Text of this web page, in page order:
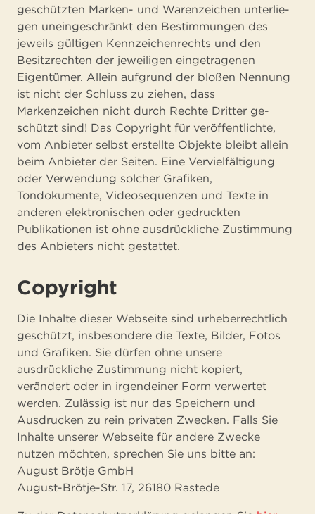
geschützten Marken- und Warenzeichen unterlie­
gen uneingeschränkt den Bestimmungen des
jeweils gültigen Kennzeichenrechts und den
Besitzrechten der jeweiligen eingetragenen
Eigentümer. Allein aufgrund der bloßen Nen­nung
ist nicht der Schluss zu ziehen, dass
Markenzeichen nicht durch Rechte Dritter ge­
schützt sind! Das Copyright für veröffentlichte,
vom Anbieter selbst erstellte Objekte bleibt allein
beim Anbieter der Seiten. Eine Vervielfältigung
oder Verwendung solcher Grafiken,
Tondokumente, Videosequenzen und Texte in
anderen elektronischen oder gedruckten
Publikationen ist ohne ausdrückliche Zustimmung
des Anbieters nicht gestattet.
Copyright
Die Inhalte dieser Webseite sind urheberrechtlich
geschützt, insbesondere die Texte, Bilder, Fotos
und Grafiken. Sie dürfen ohne unsere
ausdrückliche Zustimmung nicht kopiert,
verändert oder in irgendeiner Form verwertet
werden. Zulässig ist nur das Speichern und
Ausdrucken zu rein privaten Zwecken. Falls Sie
Inhalte unserer Webseite für andere Zwecke
nutzen möchten, sprechen Sie uns bitte an:
August Brötje GmbH
August-Brötje-Str. 17, 26180 Rastede